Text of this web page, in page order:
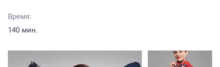
Время:
140 мин.